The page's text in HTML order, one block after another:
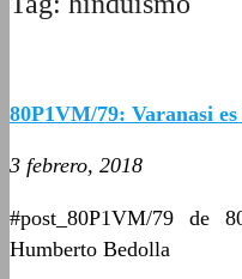
80P1VM/79: Varanasi
3 febrero, 2018
#post_80P1VM/79
Humberto Bedolla